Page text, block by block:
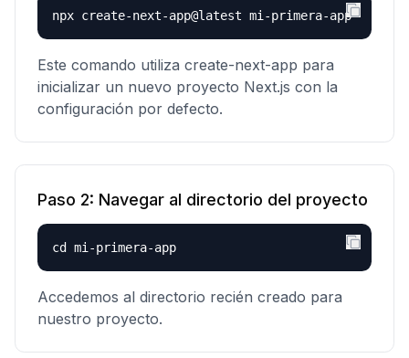
npx create-next-app@latest mi-primera-app
Este comando utiliza create-next-app para
inicializar un nuevo proyecto Next.js con la
configuración por defecto.
Paso 2: Navegar al directorio del proyecto
cd mi-primera-app
Accedemos al directorio recién creado para
nuestro proyecto.